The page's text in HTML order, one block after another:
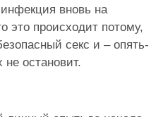
вновь на
это происходит потому,
секс и – опять-
остановит.